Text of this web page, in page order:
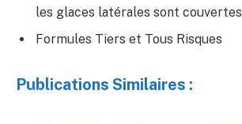
les glaces latérales sont couvertes
Formules Tiers et Tous Risques
Publications Similaires :